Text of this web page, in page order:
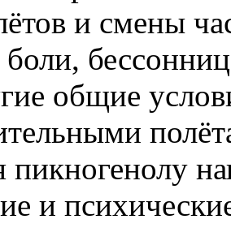
и смены
общие
пикногенолу
и